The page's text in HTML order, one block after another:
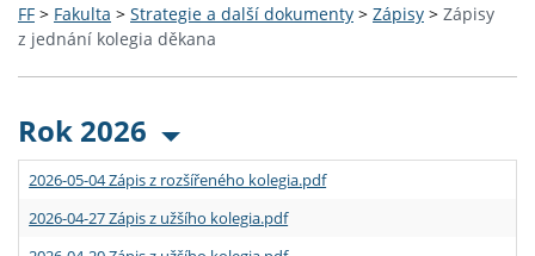
FF > Fakulta > Strategie a další dokumenty > Zápisy > Zápisy
z jednání kolegia děkana
Rok 2026
2026-05-04 Zápis z rozšířeného kolegia.pdf
2026-04-27 Zápis z užšího kolegia.pdf